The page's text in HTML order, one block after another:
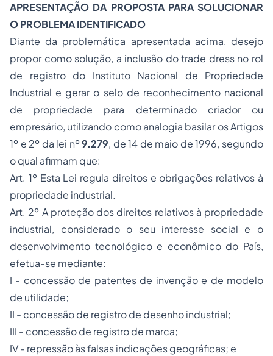
APRESENTAÇÃO DA PROPOSTA PARA SOLUCIONAR
O PROBLEMA IDENTIFICADO
Diante da problemática apresentada acima, desejo
propor como solução, a inclusão do trade dress no rol
de registro do Instituto Nacional de Propriedade
Industrial e gerar o selo de reconhecimento nacional
de propriedade para determinado criador ou
empresário, utilizando como analogia basilar os Artigos
1º e 2º da lei nº9.279, de 14 de maio de 1996, segundo
o qual afirmam que:
Art. 1º Esta Lei regula direitos e obrigações relativos à
propriedade industrial.
Art. 2º A proteção dos direitos relativos à propriedade
industrial, considerado o seu interesse social e o
desenvolvimento tecnológico e econômico do País,
efetua-se mediante:
I - concessão de patentes de invenção e de modelo
de utilidade;
II - concessão de registro de desenho industrial;
III - concessão de registro de marca;
IV - repressão às falsas indicações geográficas; e